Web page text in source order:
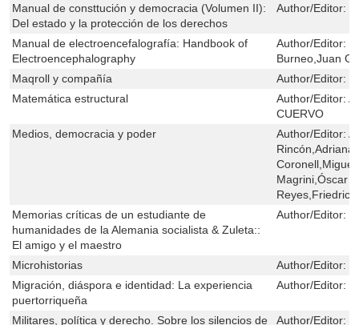
Manual de consttución y democracia (Volumen II):
Del estado y la protección de los derechos
Author/Editor:
Manual de electroencefalografía: Handbook of
Electroencephalography
Author/Editor:
Burneo,Juan
Maqroll y compañía
Author/Editor:
Matemática estructural
Author/Editor:
CUERVO
Medios, democracia y poder
Author/Editor:
Rincón,Adriana
Magrini,Óscar
Memorias críticas de un estudiante de
humanidades de la Alemania socialista & Zuleta::
El amigo y el maestro
Author/Editor:
Microhistorias Author/Editor:
Migración, diáspora e identidad: La experiencia
puertorriqueña
Author/Editor:
Militares, política y derecho. Sobre los silencios de
Author/Editor: